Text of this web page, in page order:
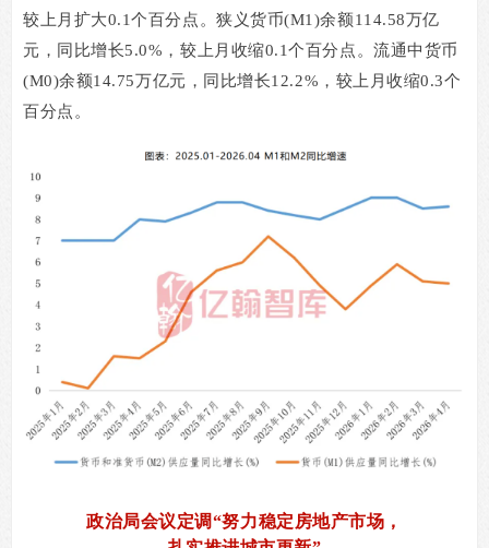
较上月扩大0.1个百分点。狭义货币(M1)余额114.58万亿
元，同比增长5.0% ，较上月收缩0.1个百分点。流通中货币
(M0)余额14.75万亿元，同比增长12.2% ，较上月收缩0.3个
百分点。
政治局会议定调“努力稳定房地产市场，